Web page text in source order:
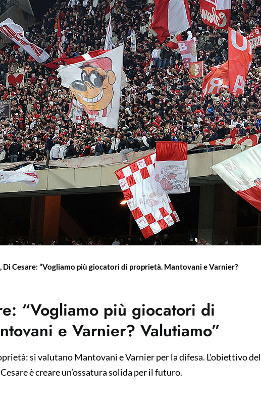
Di Cesare: “Vogliamo più giocatori di proprietà. Mantovani e Varnier?
“Vogliamo più giocatori di
e Varnier? Valutiamo”
si valutano Mantovani e Varnier per la difesa. L’obiettivo del
è creare un’ossatura solida per il futuro.